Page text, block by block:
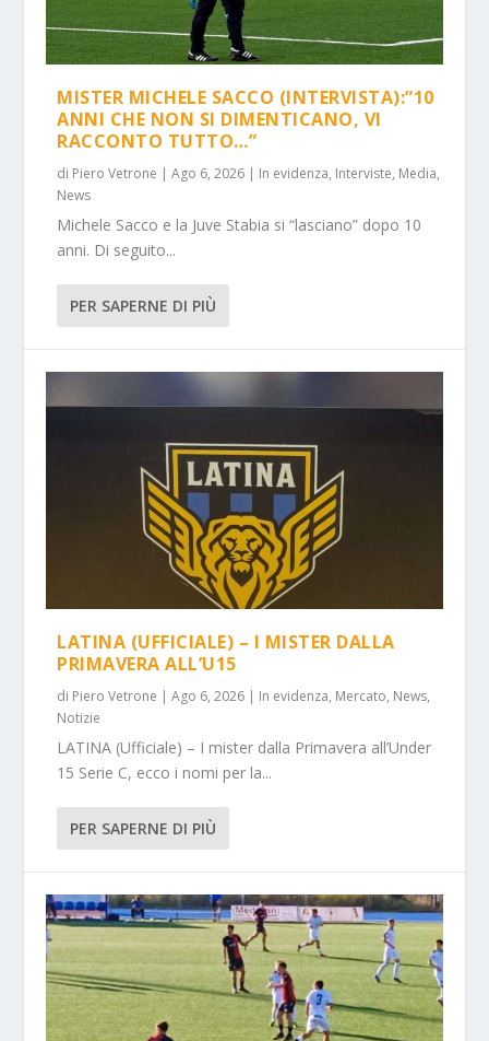
MISTER MICHELE SACCO (INTERVISTA):”10
ANNI CHE NON SI DIMENTICANO, VI
RACCONTO TUTTO…”
di Piero Vetrone |Ago 6, 2026 | In evidenza, Interviste, Media,
News
Michele Sacco e la Juve Stabia si “lasciano” dopo 10
anni. Di seguito...
PER SAPERNE DI PIÙ
LATINA (UFFICIALE) – I MISTER DALLA
PRIMAVERA ALL’U15
di Piero Vetrone |Ago 6, 2026 | In evidenza, Mercato, News,
Notizie
LATINA (Ufficiale) – I mister dalla Primavera all’Under
15 Serie C, ecco i nomi per la...
PER SAPERNE DI PIÙ